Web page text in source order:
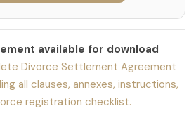
available for download
Divorce Settlement Agreement
all clauses, annexes, instructions,
registration checklist.